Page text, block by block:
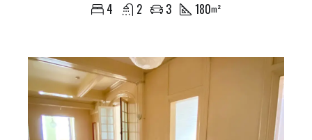
4 2 3 180m²